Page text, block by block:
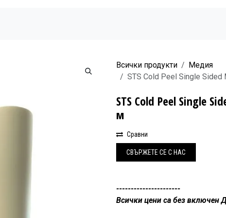
Всички продукти
Медия
STS Cold Peel Single
STS Cold Peel Single
м
Сравни
СВЪРЖЕТ​Е СЕ С НАС
----------------------
Всички цени са без включен